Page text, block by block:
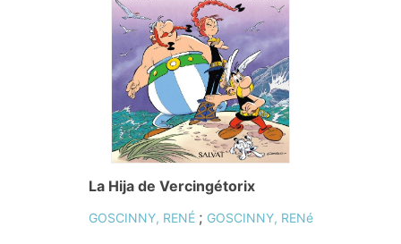
La Hija de Vercingétorix
GOSCINNY, RENÉ ; GOSCINNY, RENé